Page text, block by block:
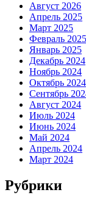
Август 2026
Апрель 2025
Март 2025
Февраль 2025
Январь 2025
Декабрь 2024
Ноябрь 2024
Октябрь 2024
Сентябрь
Август 2024
Июль 2024
Июнь 2024
Май 2024
Апрель 2024
Март 2024
Рубрики